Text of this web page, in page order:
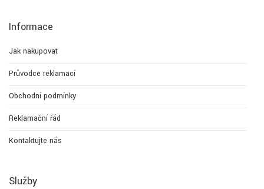
Informace
Jak nakupovat
Průvodce reklamací
Obchodní podmínky
Reklamační řád
Kontaktujte nás
Služby